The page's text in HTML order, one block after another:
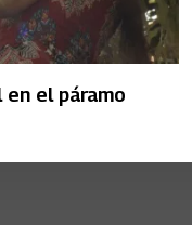
el páramo